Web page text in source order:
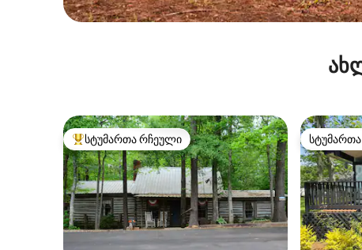
სტუმართა რჩეული მოწინავე ვარიანტი
სტუმართა რჩეული